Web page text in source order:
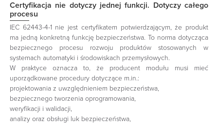
Certyfikacja nie dotyczy jednej funkcji. Dotyczy całego
procesu
IEC 62443-4-1 nie jest certyfikatem potwierdzającym, że produkt
ma jedną konkretną funkcję bezpieczeństwa. To norma dotycząca
bezpiecznego procesu rozwoju produktów stosowanych w
systemach automatyki i środowiskach przemysłowych.
W praktyce oznacza to, że producent modułu musi mieć
uporządkowane procedury dotyczące m.in.:
projektowania z uwzględnieniem bezpieczeństwa,
bezpiecznego tworzenia oprogramowania,
weryfikacji i walidacji,
analizy oraz obsługi luk bezpieczeństwa,